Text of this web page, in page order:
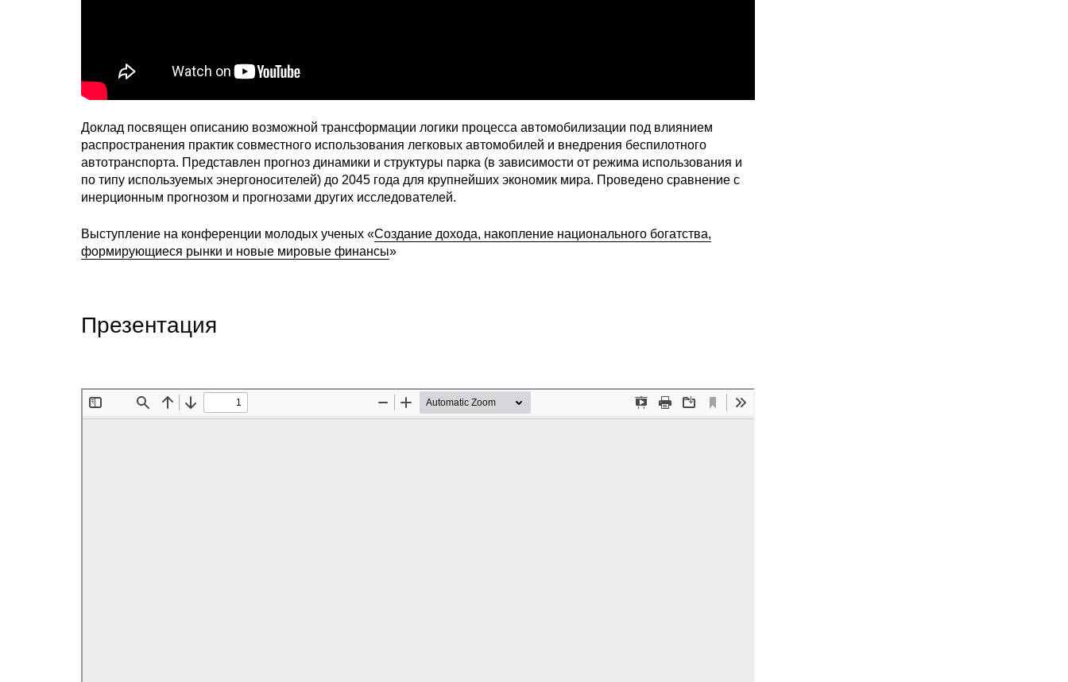
Доклад посвящен описанию возможной трансформации логики процесса автомобилизации под влиянием
распространения практик совместного использования легковых автомобилей и внедрения беспилотного
автотранспорта. Представлен прогноз динамики и структуры парка (в зависимости от режима использования и
по типу используемых энергоносителей) до 2045 года для крупнейших экономик мира. Проведено сравнение с
инерционным прогнозом и прогнозами других исследователей.
Выступление на конференции молодых ученых «Создание дохода, накопление национального богатства,
формирующиеся рынки и новые мировые финансы»
Презентация